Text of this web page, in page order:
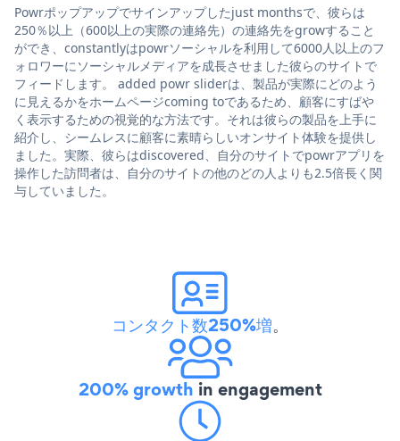
Powrポップアップでサインアップしたjust monthsで、彼らは
250％以上（600以上の実際の連絡先）の連絡先をgrowすること
ができ、constantlyはpowrソーシャルを利用して6000人以上のフ
ォロワーにソーシャルメディアを成長させました彼らのサイトで
フィードします。 added powr sliderは、製品が実際にどのよう
に見えるかをホームページcoming toであるため、顧客にすばや
く表示するための視覚的な方法です。それは彼らの製品を上手に
紹介し、シームレスに顧客に素晴らしいオンサイト体験を提供し
ました。実際、彼らはdiscovered、自分のサイトでpowrアプリを
操作した訪問者は、自分のサイトの他のどの人よりも2.5倍長く関
与していました。
コンタクト数250%増。
200% growth in engagement